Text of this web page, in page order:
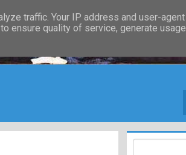
traffic. Your IP address and user-agent
ensure quality of service, generate usage